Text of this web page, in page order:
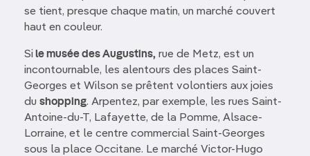
se tient, presque chaque matin, un marché couvert
haut en couleur.
Si le musée des Augustins, rue de Metz, est un
incontournable, les alentours des places Saint-
Georges et Wilson se prêtent volontiers aux joies
du shopping. Arpentez, par exemple, les rues Saint-
Antoine-du-T, Lafayette, de la Pomme, Alsace-
Lorraine, et le centre commercial Saint-Georges
sous la place Occitane. Le marché Victor-Hugo